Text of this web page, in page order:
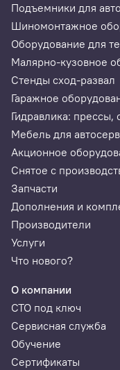
Подъемники для
Шиномонтажное
Оборудование для
Малярно-кузовное
Стенды сход-развал
Гаражное
Гидравлика: прессы,
Мебель для
Акционное
Снятое с
Запчасти
Дополнения и
Производители
Услуги
Что нового?
О компании
СТО под ключ
Сервисная служба
Обучение
Сертификаты